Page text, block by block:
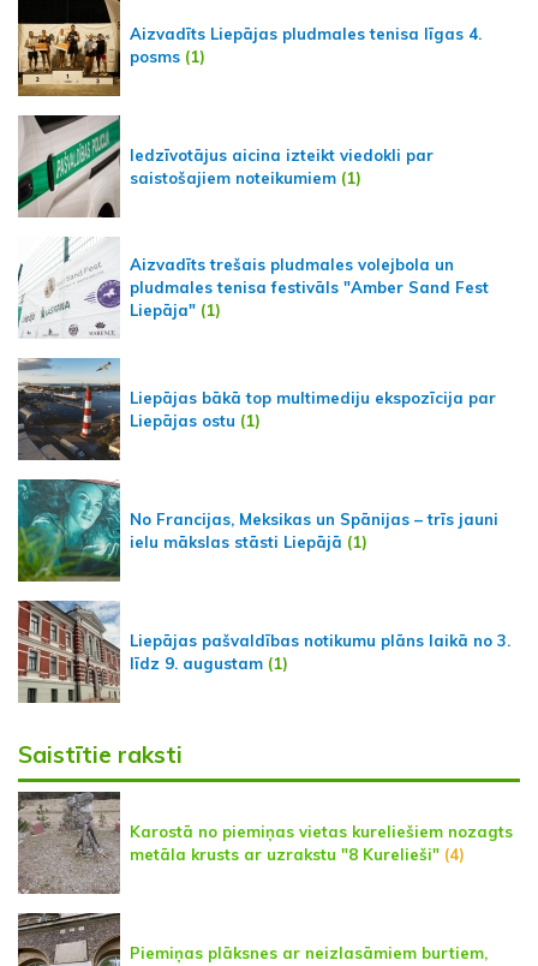
Aizvadīts Liepājas pludmales tenisa līgas 4.
posms (1)
Iedzīvotājus aicina izteikt viedokli par
saistošajiem noteikumiem (1)
Aizvadīts trešais pludmales volejbola un
pludmales tenisa festivāls "Amber Sand Fest
Liepāja" (1)
Liepājas bākā top multimediju ekspozīcija par
Liepājas ostu (1)
No Francijas, Meksikas un Spānijas – trīs jauni
ielu mākslas stāsti Liepājā (1)
Liepājas pašvaldības notikumu plāns laikā no 3.
līdz 9. augustam (1)
Saistītie raksti
Karostā no piemiņas vietas kureliešiem nozagts
metāla krusts ar uzrakstu "8 Kurelieši" (4)
Piemiņas plāksnes ar neizlasāmiem burtiem,